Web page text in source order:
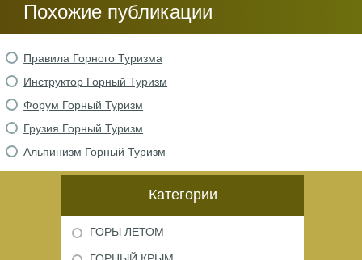
Похожие публикации
Правила Горного Туризма
Инструктор Горный Туризм
Форум Горный Туризм
Грузия Горный Туризм
Альпинизм Горный Туризм
Категории
ГОРЫ ЛЕТОМ